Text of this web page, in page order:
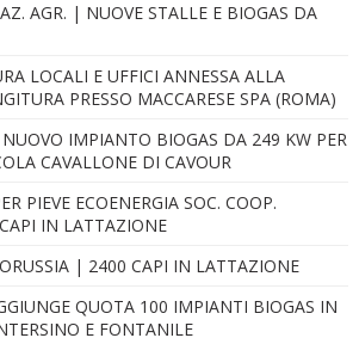
AGR. | NUOVE STALLE E BIOGAS DA
LOCALI E UFFICI ANNESSA ALLA
PRESSO MACCARESE SPA (ROMA)
IMPIANTO BIOGAS DA 249 KW PER
CAVALLONE DI CAVOUR
PIEVE ECOENERGIA SOC. COOP.
IN LATTAZIONE
| 2400 CAPI IN LATTAZIONE
QUOTA 100 IMPIANTI BIOGAS IN
E FONTANILE